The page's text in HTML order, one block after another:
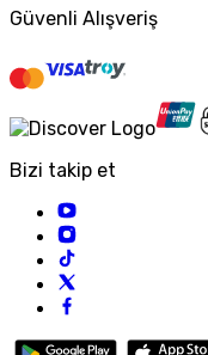
Güvenli Alışveriş
Bizi takip et